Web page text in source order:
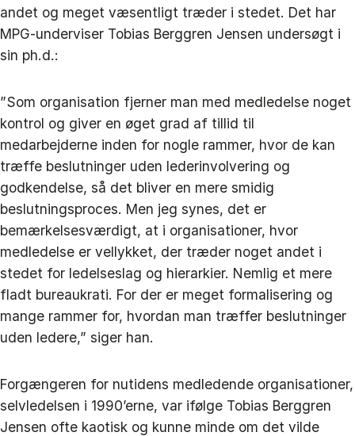
andet og meget væsentligt træder i stedet. Det har
MPG-underviser Tobias Berggren Jensen undersøgt i
sin ph.d.:
”Som organisation fjerner man med medledelse noget
kontrol og giver en øget grad af tillid til
medarbejderne inden for nogle rammer, hvor de kan
træffe beslutninger uden lederinvolvering og
godkendelse, så det bliver en mere smidig
beslutningsproces. Men jeg synes, det er
bemærkelsesværdigt, at i organisationer, hvor
medledelse er vellykket, der træder noget andet i
stedet for ledelseslag og hierarkier. Nemlig et mere
fladt bureaukrati. For der er meget formalisering og
mange rammer for, hvordan man træffer beslutninger
uden ledere,” siger han.
Forgængeren for nutidens medledende organisationer,
selvledelsen i 1990’erne, var ifølge Tobias Berggren
Jensen ofte kaotisk og kunne minde om det vilde